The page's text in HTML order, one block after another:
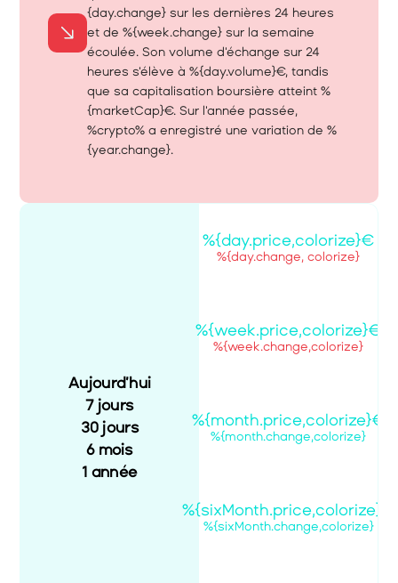
{day.change} sur les dernières 24 heures
et de %{week.change} sur la semaine
écoulée. Son volume d'échange sur 24
heures s'élève à %{day.volume}€, tandis
que sa capitalisation boursière atteint %
{marketCap}€. Sur l'année passée,
%crypto% a enregistré une variation de %
{year.change}.
Aujourd’hui
7 jours
30 jours
6 mois
1 année
%{day.price,colorize}€
%{day.change, colorize}
%{week.price,colorize}€
%{week.change,colorize}
%{month.price,colorize}€
%{month.change,colorize}
%{sixMonth.price,colorize}€
%{sixMonth.change,colorize}